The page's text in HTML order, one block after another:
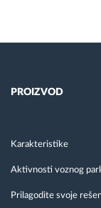
PROIZVOD
Karakteristike
Aktivnosti voznog
Prilagodite svoje